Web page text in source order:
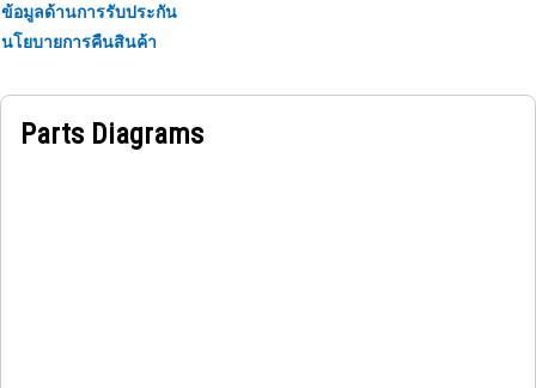
ข้อมูลด้านการรับประกัน
นโยบายการคืนสินค้า
Parts Diagrams